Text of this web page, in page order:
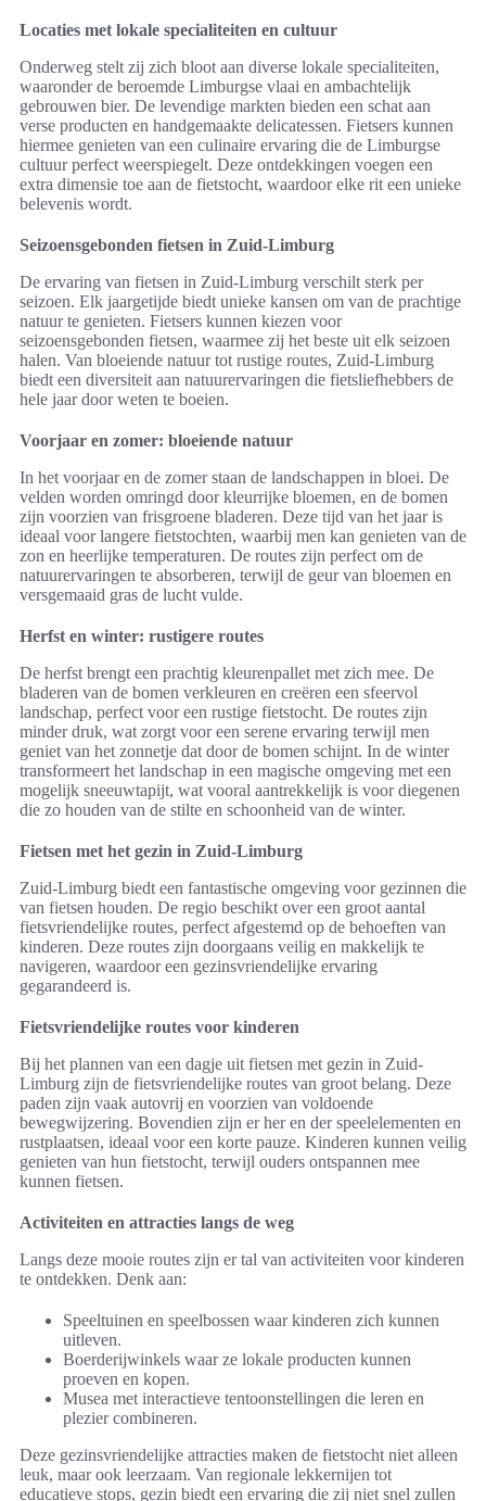
Locaties met lokale specialiteiten en cultuur
Onderweg stelt zij zich bloot aan diverse lokale specialiteiten,
waaronder de beroemde Limburgse vlaai en ambachtelijk
gebrouwen bier. De levendige markten bieden een schat aan
verse producten en handgemaakte delicatessen. Fietsers kunnen
hiermee genieten van een culinaire ervaring die de Limburgse
cultuur perfect weerspiegelt. Deze ontdekkingen voegen een
extra dimensie toe aan de fietstocht, waardoor elke rit een unieke
belevenis wordt.
Seizoensgebonden fietsen in Zuid-Limburg
De ervaring van fietsen in Zuid-Limburg verschilt sterk per
seizoen. Elk jaargetijde biedt unieke kansen om van de prachtige
natuur te genieten. Fietsers kunnen kiezen voor
seizoensgebonden fietsen, waarmee zij het beste uit elk seizoen
halen. Van bloeiende natuur tot rustige routes, Zuid-Limburg
biedt een diversiteit aan natuurervaringen die fietsliefhebbers de
hele jaar door weten te boeien.
Voorjaar en zomer: bloeiende natuur
In het voorjaar en de zomer staan de landschappen in bloei. De
velden worden omringd door kleurrijke bloemen, en de bomen
zijn voorzien van frisgroene bladeren. Deze tijd van het jaar is
ideaal voor langere fietstochten, waarbij men kan genieten van de
zon en heerlijke temperaturen. De routes zijn perfect om de
natuurervaringen te absorberen, terwijl de geur van bloemen en
versgemaaid gras de lucht vulde.
Herfst en winter: rustigere routes
De herfst brengt een prachtig kleurenpallet met zich mee. De
bladeren van de bomen verkleuren en creëren een sfeervol
landschap, perfect voor een rustige fietstocht. De routes zijn
minder druk, wat zorgt voor een serene ervaring terwijl men
geniet van het zonnetje dat door de bomen schijnt. In de winter
transformeert het landschap in een magische omgeving met een
mogelijk sneeuwtapijt, wat vooral aantrekkelijk is voor diegenen
die zo houden van de stilte en schoonheid van de winter.
Fietsen met het gezin in Zuid-Limburg
Zuid-Limburg biedt een fantastische omgeving voor gezinnen die
van fietsen houden. De regio beschikt over een groot aantal
fietsvriendelijke routes, perfect afgestemd op de behoeften van
kinderen. Deze routes zijn doorgaans veilig en makkelijk te
navigeren, waardoor een gezinsvriendelijke ervaring
gegarandeerd is.
Fietsvriendelijke routes voor kinderen
Bij het plannen van een dagje uit fietsen met gezin in Zuid-
Limburg zijn de fietsvriendelijke routes van groot belang. Deze
paden zijn vaak autovrij en voorzien van voldoende
bewegwijzering. Bovendien zijn er her en der speelelementen en
rustplaatsen, ideaal voor een korte pauze. Kinderen kunnen veilig
genieten van hun fietstocht, terwijl ouders ontspannen mee
kunnen fietsen.
Activiteiten en attracties langs de weg
Langs deze mooie routes zijn er tal van activiteiten voor kinderen
te ontdekken. Denk aan:
Speeltuinen en speelbossen waar kinderen zich kunnen
uitleven.
Boerderijwinkels waar ze lokale producten kunnen
proeven en kopen.
Musea met interactieve tentoonstellingen die leren en
plezier combineren.
Deze gezinsvriendelijke attracties maken de fietstocht niet alleen
leuk, maar ook leerzaam. Van regionale lekkernijen tot
educatieve stops, gezin biedt een ervaring die zij niet snel zullen